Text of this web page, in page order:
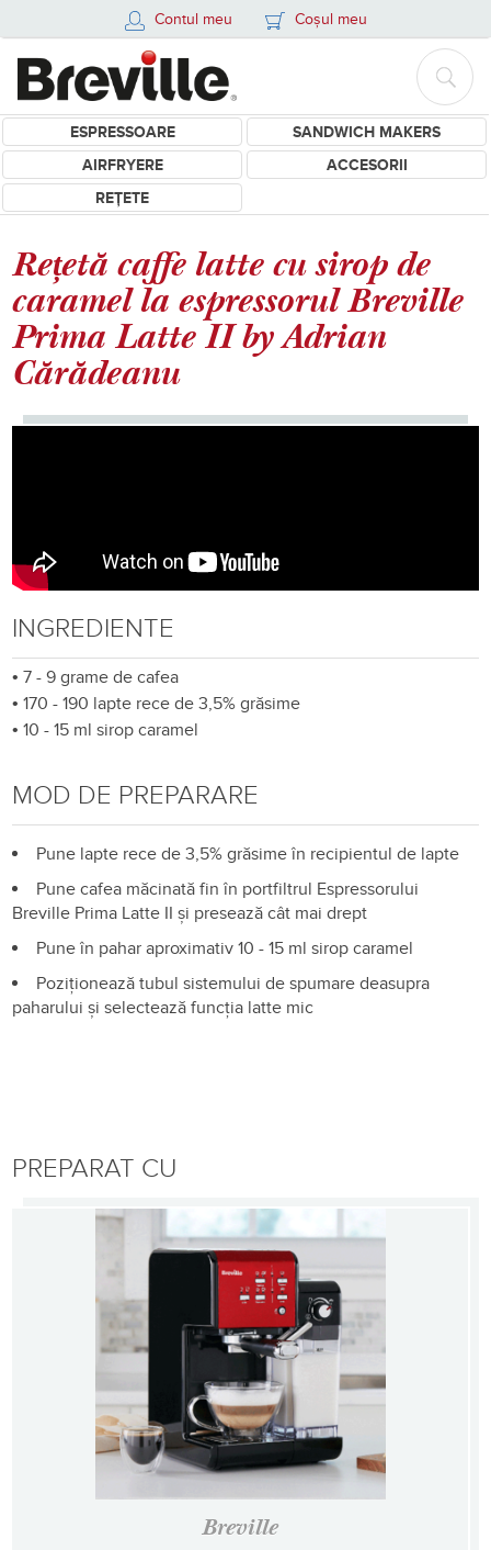
Contul meu Coșul meu
ESPRESSOARE
SANDWICH MAKERS
AIRFRYERE
ACCESORII
REȚETE
Rețetă caffe latte cu sirop de
caramel la espressorul Breville
Prima Latte II by Adrian
Cărădeanu
INGREDIENTE
•7 - 9 grame de cafea
•170 - 190 lapte rece de 3,5% grăsime
•10 - 15 ml sirop caramel
MOD DE PREPARARE
Pune lapte rece de 3,5% grăsime în recipientul de lapte
Pune cafea măcinată fin în portfiltrul Espressorului
Breville Prima Latte II și presează cât mai drept
Pune în pahar aproximativ 10 - 15 ml sirop caramel
Poziționează tubul sistemului de spumare deasupra
paharului și selectează funcția latte mic
PREPARAT CU
Breville